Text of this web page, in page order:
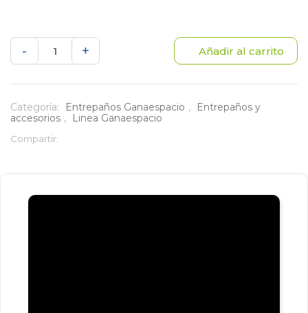
-
Entrepaño
30X70
cm
+ Añadir al carrito
Categoría: Entrepaños Ganaespacio ,
Entrepaños y
accesorios , Linea Ganaespacio
Compartir: